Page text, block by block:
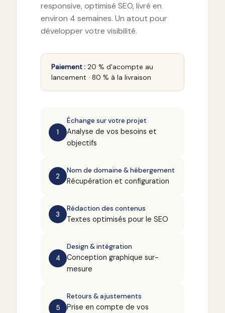
responsive, optimisé SEO, livré en
environ 4 semaines. Un atout pour
développer votre visibilité.
Paiement : 20 % d'acompte au
lancement · 80 % à la livraison
1
Échange sur votre projet
Analyse de vos besoins et
objectifs
2
Nom de domaine & hébergement
Récupération et configuration
3
Rédaction des contenus
Textes optimisés pour le SEO
4
Design & intégration
Conception graphique sur-
mesure
5
Retours & ajustements
Prise en compte de vos